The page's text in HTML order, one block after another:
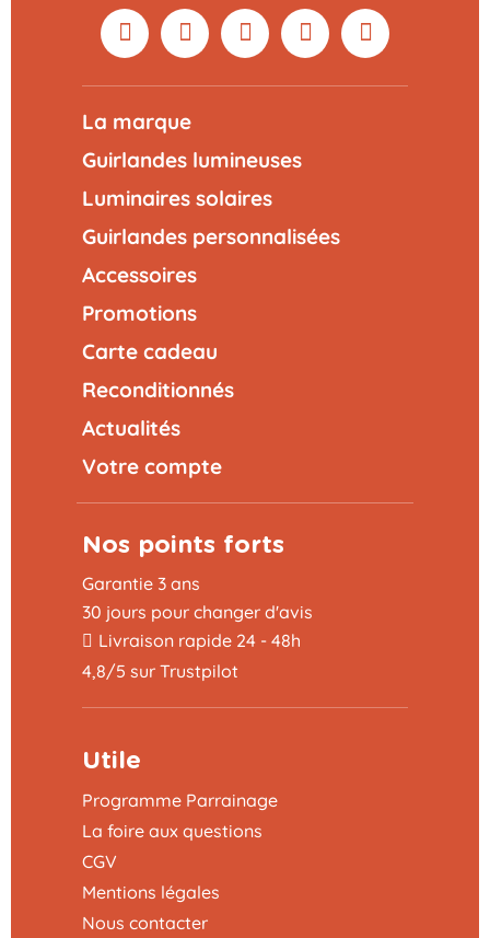
La marque
Guirlandes lumineuses
Luminaires solaires
Guirlandes personnalisées
Accessoires
Promotions
Carte cadeau
Reconditionnés
Actualités
Votre compte
Nos points forts
Garantie 3 ans
30 jours pour changer d'avis
Livraison rapide 24 - 48h
4,8/5 sur Trustpilot
Utile
Programme Parrainage
La foire aux questions
CGV
Mentions légales
Nous contacter